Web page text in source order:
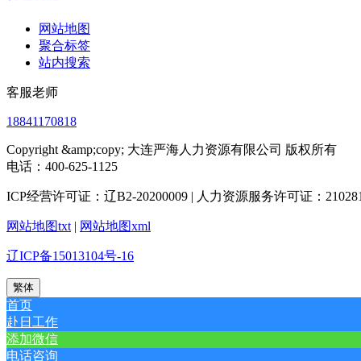
网站地图
聚合标签
站内搜索
客服老师
18841170818
Copyright &amp;copy; 大连严海人力资源有限公司 版权所有
电话：400-625-1125
ICP经营许可证：辽B2-20200009 | 人力资源服务许可证：
网站地图txt | 网站地图xml
辽ICP备15013104号-16
繁体
首页
赴日工作
添加微信
电话咨询